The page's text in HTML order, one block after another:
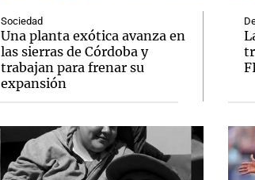
Sociedad
Una planta exótica avanza en
las sierras de Córdoba y
trabajan para frenar su
expansión